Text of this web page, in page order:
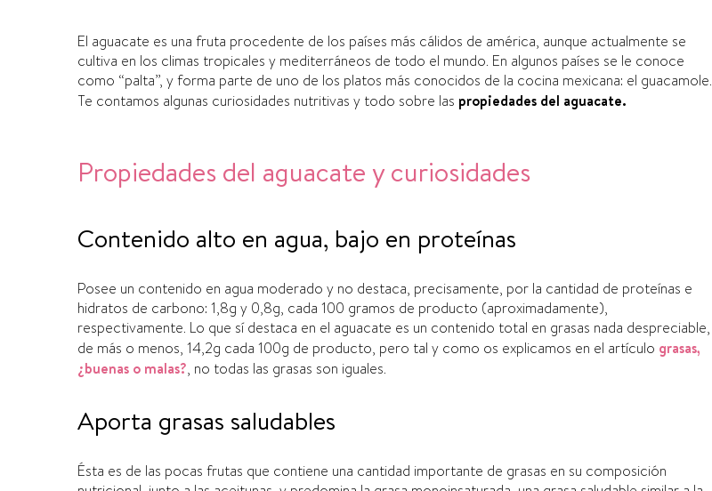
El aguacate es una fruta procedente de los paí­ses más cálidos de américa, aunque actualmente se
cultiva en los climas tropicales y mediterráneos de todo el mundo. En algunos paí­ses se le conoce
como “palta”, y forma parte de uno de los platos más conocidos de la cocina mexicana: el guacamole.
Te contamos algunas curiosidades nutritivas y todo sobre las propiedades del aguacate.
Propiedades del aguacate y curiosidades
Contenido alto en agua, bajo en proteí­nas
Posee un contenido en agua moderado y no destaca, precisamente, por la cantidad de proteí­nas e
hidratos de carbono: 1,8g y 0,8g, cada 100 gramos de producto (aproximadamente),
respectivamente. Lo que sí­ destaca en el aguacate es un contenido total en grasas nada despreciable,
de más o menos, 14,2g cada 100g de producto, pero tal y como os explicamos en el artí­culo grasas,
¿buenas o malas?, no todas las grasas son iguales.
Aporta grasas saludables
Ésta es de las pocas frutas que contiene una cantidad importante de grasas en su composición